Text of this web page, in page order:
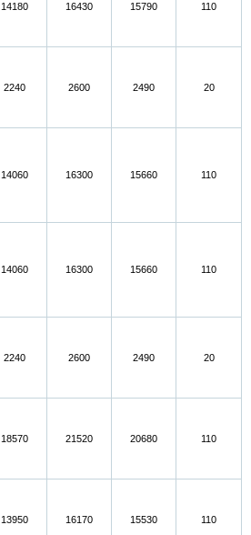
14180 16430 15790 110
2240 2600 2490 20
14060 16300 15660 110
14060 16300 15660 110
2240 2600 2490 20
18570 21520 20680 110
13950 16170 15530 110